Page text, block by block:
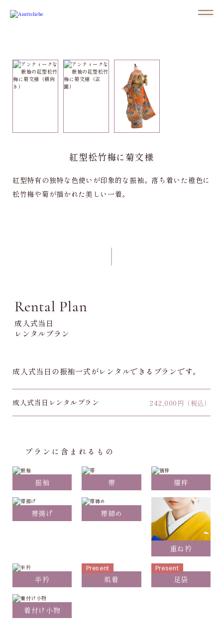
紅型松竹梅に菊文様
紅型特有の独特な色使いが印象的な振袖。落ち着いた橙色に
松竹梅や菊が描かれた美しい一着。
Rental Plan
成人式当日
レンタルプラン
成人式当日の振袖一式がレンタルできるプランです。
成人式当日レンタルプラン 242,000 円（税込）
プランに含まれるもの
振袖 帯 襦袢
帯揚げ 帯締め
重ね衿
半衿 肌着
Present
足袋
Present
着付け小物